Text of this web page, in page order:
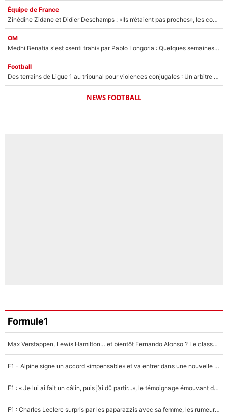
Équipe de France
Zinédine Zidane et Didier Deschamps : «Ils n’étaient pas proches», les confidences d’un membre de l’équipe de France 1998 sur leur relation spéciale
OM
Medhi Benatia s'est «senti trahi» par Pablo Longoria : Quelques semaines après son départ, l'ancien directeur de football de l'OM règle ses comptes
Football
Des terrains de Ligue 1 au tribunal pour violences conjugales : Un arbitre français encourt une peine de 18 mois de prison !
NEWS FOOTBALL
Formule1
Max Verstappen, Lewis Hamilton… et bientôt Fernando Alonso ? Le classement des pilotes les mieux payés en Formule 1 risque de changer !
F1 - Alpine signe un accord «impensable» et va entrer dans une nouvelle dimension : Grande nouvelle pour Pierre Gasly !
F1 : « Je lui ai fait un câlin, puis j’ai dû partir...», le témoignage émouvant de Max Verstappen sur sa fille
F1 : Charles Leclerc surpris par les paparazzis avec sa femme, les rumeurs étaient vraies !